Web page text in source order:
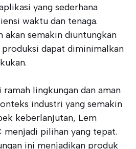
yang sederhana
waktu dan tenaga.
akan semakin diuntungkan
dapat diminimalkan
lingkungan dan aman
industri yang semakin
keberlanjutan, Lem
pilihan yang tepat.
ini menjadikan produk